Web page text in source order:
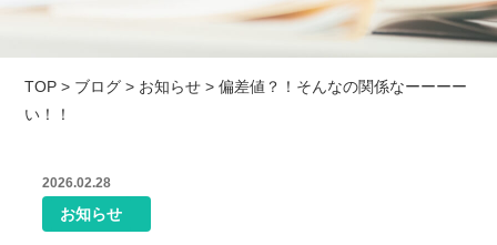
TOP > ブログ > お知らせ >偏差値？！そんなの関係なーーーー
い！！
2026.02.28
お知らせ